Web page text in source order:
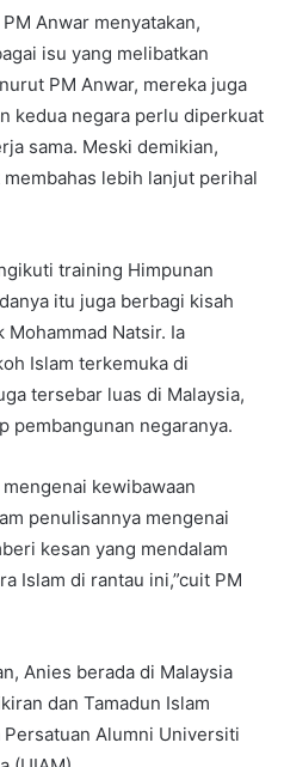
Anwar menyatakan,
isu yang melibatkan
PM Anwar, mereka juga
kedua negara perlu diperkuat
sama. Meski demikian,
lebih lanjut perihal
training Himpunan
itu juga berbagi kisah
Natsir. Ia
Islam terkemuka di
tersebar luas di Malaysia,
pembangunan negaranya.
kewibawaan
penulisannya mengenai
kesan yang mendalam
Islam di rantau ini,”cuit PM
Anies berada di Malaysia
dan Tamadun Islam
Alumni Universiti